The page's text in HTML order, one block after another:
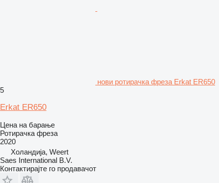
нови ротирачка фреза Erkat ER650
5
Erkat ER650
Цена на барање
Ротирачка фреза
2020
Холандија, Weert
Saes International B.V.
Контактирајте го продавачот